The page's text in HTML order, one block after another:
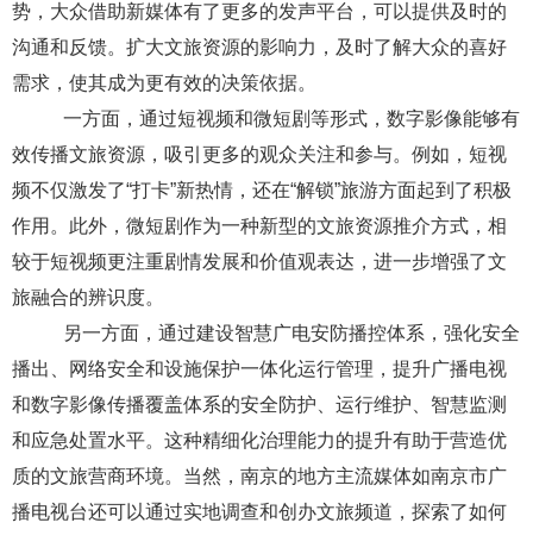
势，大众借助新媒体有了更多的发声平台，可以提供及时的
沟通和反馈。扩大文旅资源的影响力，及时了解大众的喜好
需求，使其成为更有效的决策依据。
一方面，通过短视频和微短剧等形式， 数字影像能够有
效传播文旅资源，吸引更多的观众关注和参与。例如，短视
频不仅激发了“打卡”新热情，还在“解锁”旅游方面起到了积极
作用。此外，微短剧作为一种新型的文旅资源推介方式，相
较于短视频更注重剧情发展和价值观表达，进一步增强了文
旅融合的辨识度。
另一方面， 通过建设智慧广电安防播控体系，强化安全
播出、网络安全和设施保护一体化运行管理，提升广播电视
和数字影像传播覆盖体系的安全防护、运行维护、智慧监测
和应急处置水平。这种精细化治理能力的提升有助于营造优
质的文旅营商环境。 当然，南京的地方主流媒体如南京市广
播电视台还可以通过实地调查和创办文旅频道，探索了如何